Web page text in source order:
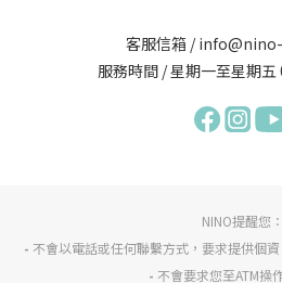
客服信箱 /
服務時間 / 星期一至星期
NINO提醒您：
- 不會以電話或任何聯繫方式，要求提供個
- 不會要求您至ATM操